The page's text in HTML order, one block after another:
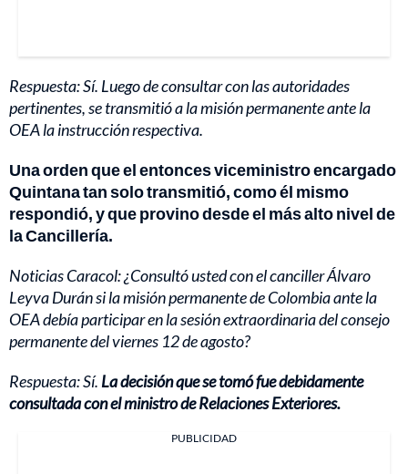
Respuesta: Sí. Luego de consultar con las autoridades
pertinentes, se transmitió a la misión permanente ante la
OEA la instrucción respectiva.
Una orden que el entonces viceministro encargado
Quintana tan solo transmitió, como él mismo
respondió, y que provino desde el más alto nivel de
la Cancillería.
Noticias Caracol: ¿Consultó usted con el canciller Álvaro
Leyva Durán si la misión permanente de Colombia ante la
OEA debía participar en la sesión extraordinaria del consejo
permanente del viernes 12 de agosto?
Respuesta: Sí. La decisión que se tomó fue debidamente
consultada con el ministro de Relaciones Exteriores.
PUBLICIDAD